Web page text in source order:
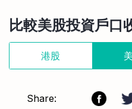
比較美股投資戶口
港股
Share: